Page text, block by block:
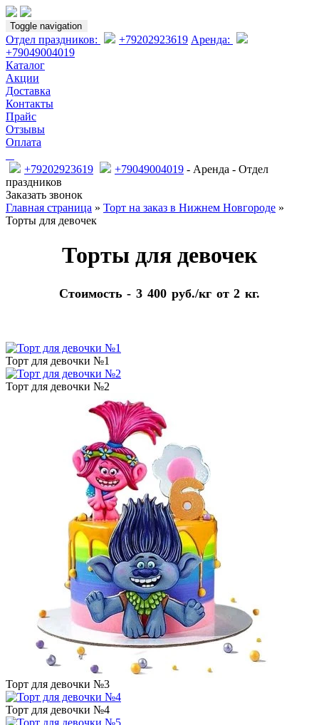
Toggle navigation
Отдел праздников: +79202923619 Аренда:
+79049004019
Каталог
Акции
Доставка
Контакты
Прайс
Отзывы
Оплата
+79202923619 +79049004019 - Аренда - Отдел
праздников
Заказать звонок
Главная страница » Торт на заказ в Нижнем Новгороде »
Торты для девочек
Торты для девочек
Стоимость - 3 400 руб./кг от 2 кг.
Торт для девочки №1
Торт для девочки №2
Торт для девочки №3
Торт для девочки №4